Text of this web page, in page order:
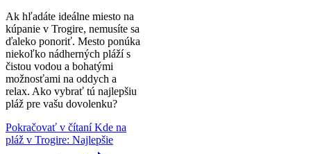
Ak hľadáte ideálne miesto na
kúpanie v Trogire, nemusíte sa
ďaleko ponoriť. Mesto ponúka
niekoľko nádherných pláží s
čistou vodou a bohatými
možnosťami na oddych a
relax. Ako vybrať tú najlepšiu
pláž pre vašu dovolenku?
Pokračovať v čítaníKde na
pláž v Trogire: Najlepšie